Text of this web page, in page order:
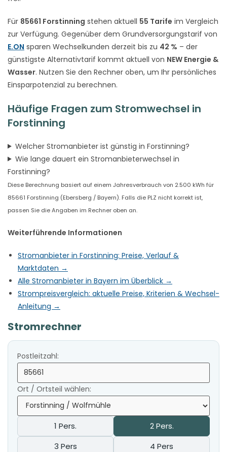
Für 85661 Forstinning stehen aktuell 55 Tarife im Vergleich
zur Verfügung. Gegenüber dem Grundversorgungstarif von
E.ON sparen Wechselkunden derzeit bis zu 42 % – der
günstigste Alternativtarif kommt aktuell von NEW Energie &
Wasser. Nutzen Sie den Rechner oben, um Ihr persönliches
Einsparpotenzial zu berechnen.
Häufige Fragen zum Stromwechsel in
Forstinning
Welcher Stromanbieter ist günstig in Forstinning?
Wie lange dauert ein Stromanbieterwechsel in
Forstinning?
Diese Berechnung basiert auf einem Jahresverbrauch von 2.500 kWh für
85661 Forstinning (Ebersberg / Bayern). Falls die PLZ nicht korrekt ist,
passen Sie die Angaben im Rechner oben an.
Weiterführende Informationen
Stromanbieter in Forstinning: Preise, Verlauf &
Marktdaten →
Alle Stromanbieter in Bayern im Überblick →
Strompreisvergleich: aktuelle Preise, Kriterien & Wechsel-
Anleitung →
Stromrechner
Postleitzahl:
Ort / Ortsteil wählen:
1 Pers.
2 Pers.
3 Pers
4 Pers